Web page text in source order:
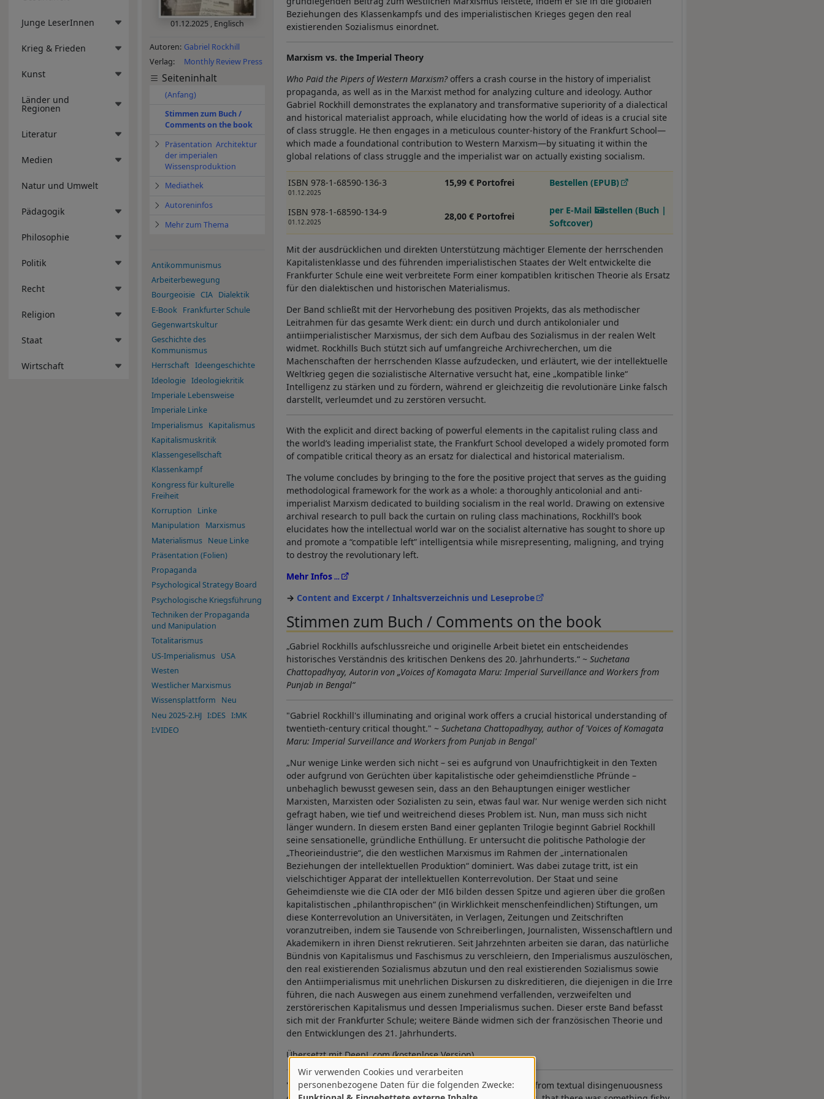
Junge LeserInnen
Krieg & Frieden
Kunst
Länder und
Regionen
Literatur
Medien
Natur und Umwelt
Pädagogik
Philosophie
Politik
Recht
Religion
Staat
Wirtschaft
01.12.2025 , Englisch
Autoren Gabriel Rockhill
Verlag
Monthly Review Press
Seiteninhalt
(Anfang)
Stimmen zum Buch /
Comments on the book
Präsentation Architektur
der imperialen
Wissensproduktion
Mediathek
Autoreninfos
Mehr zum Thema
Antikommunismus
Arbeiterbewegung
Bourgeoisie CIA Dialektik
E-Book
Frankfurter Schule
Gegenwartskultur
Geschichte des
Kommunismus
Herrschaft Ideengeschichte
Ideologie Ideologiekritik
Imperiale Lebensweise
Imperiale Linke
Imperialismus
Kapitalismus
Kapitalismuskritik
Klassengesellschaft
Klassenkampf
Kongress für kulturelle
Freiheit
Korruption
Linke
Manipulation
Marxismus
Materialismus
Neue Linke
Präsentation (Folien)
Propaganda
Psychological Strategy Board
Psychologische Kriegsführung
Techniken der Propaganda
und Manipulation
Totalitarismus
US-Imperialismus
USA
Westen
Westlicher Marxismus
Wissensplattform
Neu
Neu 2025-2.HJ I:DES I:MK
I:VIDEO
Beziehungen des Klassenkampfs und des imperialistischen Krieges gegen den real
existierenden Sozialismus einordnet.
Marxism vs. the Imperial Theory
Who Paid the Pipers of Western Marxism?offers a crash course in the history of imperialist
propaganda, as well as in the Marxist method for analyzing culture and ideology. Author
Gabriel Rockhill demonstrates the explanatory and transformative superiority of a dialectical
and historical materialist approach, while elucidating how the world of ideas is a crucial site
of class struggle. He then engages in a meticulous counter-history of the Frankfurt School—
which made a foundational contribution to Western Marxism—by situating it within the
global relations of class struggle and the imperialist war on actually existing socialism.
ISBN 978-1-68590-136-3
01.12.2025
15,99 € Portofrei Bestellen (EPUB)
ISBN 978-1-68590-134-9
01.12.2025
28,00 € Portofrei
per E-Mail bestellen (Buch |
Softcover)
Mit der ausdrücklichen und direkten Unterstützung mächtiger Elemente der herrschenden
Kapitalistenklasse und des führenden imperialistischen Staates der Welt entwickelte die
Frankfurter Schule eine weit verbreitete Form einer kompatiblen kritischen Theorie als Ersatz
für den dialektischen und historischen Materialismus.
Der Band schließt mit der Hervorhebung des positiven Projekts, das als methodischer
Leitrahmen für das gesamte Werk dient: ein durch und durch antikolonialer und
antiimperialistischer Marxismus, der sich dem Aufbau des Sozialismus in der realen Welt
widmet. Rockhills Buch stützt sich auf umfangreiche Archivrecherchen, um die
Machenschaften der herrschenden Klasse aufzudecken, und erläutert, wie der intellektuelle
Weltkrieg gegen die sozialistische Alternative versucht hat, eine „kompatible linke“
Intelligenz zu stärken und zu fördern, während er gleichzeitig die revolutionäre Linke falsch
darstellt, verleumdet und zu zerstören versucht.
With the explicit and direct backing of powerful elements in the capitalist ruling class and
the world’s leading imperialist state, the Frankfurt School developed a widely promoted form
of compatible critical theory as an ersatz for dialectical and historical materialism.
The volume concludes by bringing to the fore the positive project that serves as the guiding
methodological framework for the work as a whole: a thoroughly anticolonial and anti-
imperialist Marxism dedicated to building socialism in the real world. Drawing on extensive
archival research to pull back the curtain on ruling class machinations, Rockhill’s book
elucidates how the intellectual world war on the socialist alternative has sought to shore up
and promote a “compatible left” intelligentsia while misrepresenting, maligning, and trying
to destroy the revolutionary left.
Mehr Infos
Content and Excerpt / Inhaltsverzeichnis und Leseprobe
Stimmen zum Buch / Comments on the book
„Gabriel Rockhills aufschlussreiche und originelle Arbeit bietet ein entscheidendes
historisches Verständnis des kritischen Denkens des 20. Jahrhunderts.“ ~ Suchetana
Chattopadhyay, Autorin von „Voices of Komagata Maru: Imperial Surveillance and Workers from
Punjab in Bengal“
"Gabriel Rockhill's illuminating and original work offers a crucial historical understanding of
twentieth-century critical thought." ~ Suchetana Chattopadhyay, author of 'Voices of Komagata
Maru: Imperial Surveillance and Workers from Punjab in Bengal'
„Nur wenige Linke werden sich nicht – sei es aufgrund von Unaufrichtigkeit in den Texten
oder aufgrund von Gerüchten über kapitalistische oder geheimdienstliche Pfründe –
unbehaglich bewusst gewesen sein, dass an den Behauptungen einiger westlicher
Marxisten, Marxisten oder Sozialisten zu sein, etwas faul war. Nur wenige werden sich nicht
gefragt haben, wie tief und weitreichend dieses Problem ist. Nun, man muss sich nicht
länger wundern. In diesem ersten Band einer geplanten Trilogie beginnt Gabriel Rockhill
seine sensationelle, gründliche Enthüllung. Er untersucht die politische Pathologie der
„Theorieindustrie“, die den westlichen Marxismus im Rahmen der „internationalen
Beziehungen der intellektuellen Produktion“ dominiert. Was dabei zutage tritt, ist ein
vielschichtiger Apparat der intellektuellen Konterrevolution. Der Staat und seine
Geheimdienste wie die CIA oder der MI6 bilden dessen Spitze und agieren über die großen
kapitalistischen „philanthropischen“ (in Wirklichkeit menschenfeindlichen) Stiftungen, um
diese Konterrevolution an Universitäten, in Verlagen, Zeitungen und Zeitschriften
voranzutreiben, indem sie Tausende von Schreiberlingen, Journalisten, Wissenschaftlern und
Akademikern in ihren Dienst rekrutieren. Seit Jahrzehnten arbeiten sie daran, das natürliche
Bündnis von Kapitalismus und Faschismus zu verschleiern, den Imperialismus auszulöschen,
den real existierenden Sozialismus abzutun und den real existierenden Sozialismus sowie
den Antiimperialismus mit unehrlichen Diskursen zu diskreditieren, die diejenigen in die Irre
führen, die nach Auswegen aus einem zunehmend verfallenden, verzweifelten und
zerstörerischen Kapitalismus und dessen Imperialismus suchen. Dieser erste Band befasst
sich mit der Frankfurter Schule; weitere Bände widmen sich der französischen Theorie und
den Entwicklungen des 21. Jahrhunderts.
Übersetzt mit DeepL.com (kostenlose Version)
"Few on the left will not have been uneasily aware, whether from textual disingenuousness
Verwendung
Wir verwenden Cookies und verarbeiten
personenbezogene Daten für die folgenden Zwecke: